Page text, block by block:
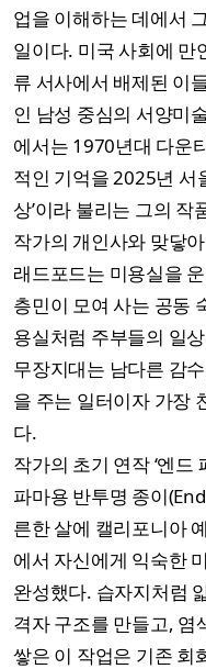
업을 이해하는 데에서
일이다. 미국 사회에 만
류 서사에서 배제된 이
인 남성 중심의 서양미
에서는 1970년대 다운
적인 기억을 2025년 서
상’이라 불리는 그의
작가의 개인사와 맞닿
래드포드는 미용실을
층민이 모여 사는 공동
용실처럼 주부들의 일
무장지대는 남다른 감
을 주는 일터이자 가장
다.
작가의 초기 연작 ‘엔드
파마용 반투명 종이
른한 살에 캘리포니아
에서 자신에게 익숙한
완성했다. 습자지처럼
격자 구조를 만들고, 염
쌓은 이 작업은 기존 회